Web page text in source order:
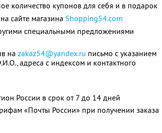
количество купонов для себя и в подарок
сайте магазина Shopping54.com
специальными предложениями
на zakaz54@yandex.ru письмо с указанием
адреса с индексом и контактного
России в срок от 7 до 14 дней
«Почты России» при получении заказа